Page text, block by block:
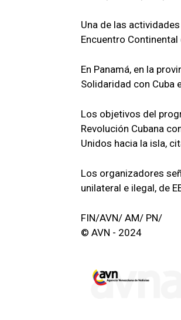
Una de las
Encuentro
En Panamá, en la
Solidaridad con Cuba
Los objetivos del
Revolución Cubana
Unidos hacia la isla,
Los organizadores
unilateral e ilegal, de
FIN/AVN/ AM/ PN/
© AVN - 2024